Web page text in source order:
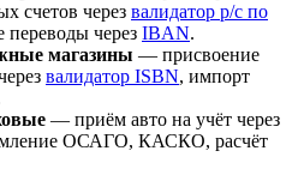
счетов через валидатор р/с по
через IBAN.
магазины — присвоение
валидатор ISBN, импорт
— приём авто на учёт через
ОСАГО, КАСКО, расчёт